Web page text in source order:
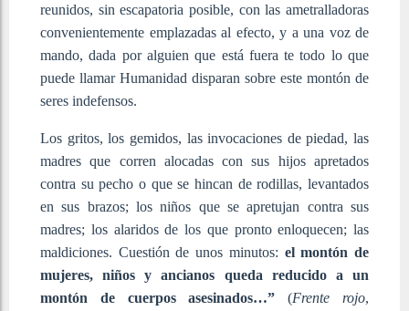
reunidos, sin escapatoria posible, con las ametralladoras
convenientemente emplazadas al efecto, y a una voz de
mando, dada por alguien que está fuera te todo lo que
puede llamar Humanidad disparan sobre este montón de
seres indefensos.
Los gritos, los gemidos, las invocaciones de piedad, las
madres que corren alocadas con sus hijos apretados
contra su pecho o que se hincan de rodillas, levantados
en sus brazos; los niños que se apretujan contra sus
madres; los alaridos de los que pronto enloquecen; las
maldiciones. Cuestión de unos minutos: el montón de
mujeres, niños y ancianos queda reducido a un
montón de cuerpos asesinados…” (Frente rojo,